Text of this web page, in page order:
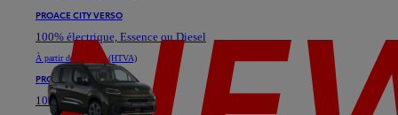
PROACE CITY VERSO
100% électrique, Essence ou Diesel
À partir de 23.333 € (HTVA)
PROACE VERSO
100% électrique ou Diesel